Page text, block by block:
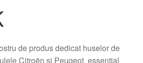
de produs dedicat huselor de
Citroën și Peugeot, essential